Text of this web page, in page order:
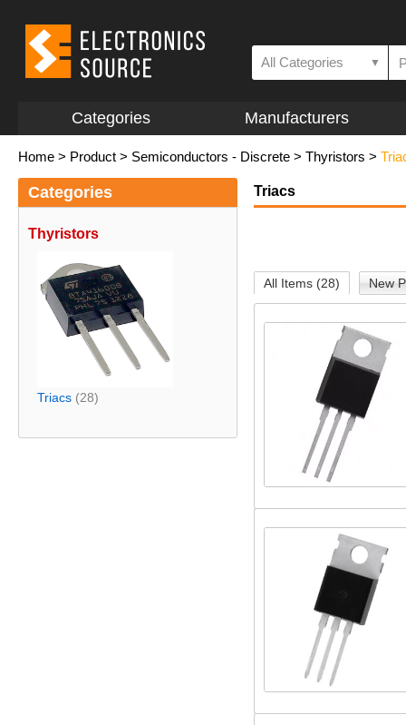
All Categories ▼
Categories Manufacturers
Home > Product > Semiconductors - Discrete > Thyristors >
Categories
Thyristors
Triacs (28)
Triacs
All Items (28) New